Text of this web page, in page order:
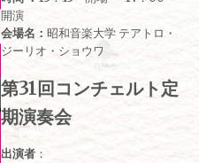
開演
会場名： 昭和音楽大学 テアトロ・
ジーリオ・ショウワ
第31回コンチェルト定
期演奏会
出演者 ：